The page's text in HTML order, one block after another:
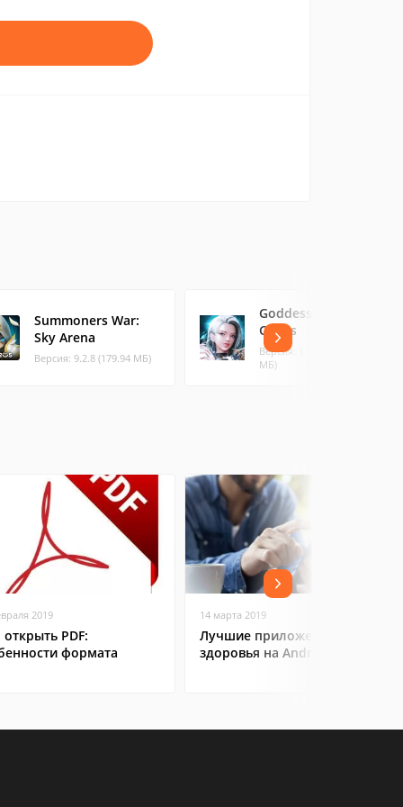
Summoners War:
Sky Arena
Версия: 9.2.8 (179.94 МБ)
Goddess: Primal
Chaos
Версия: 1.120.09 (72.96
МБ)
2019
PDF:
формата
14 марта 2019
Лучшие приложения для
здоровья на Android